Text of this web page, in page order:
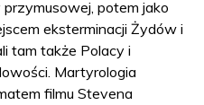
potem jako
eksterminacji Żydów i
tam także Polacy i
Martyrologia
filmu Stevena